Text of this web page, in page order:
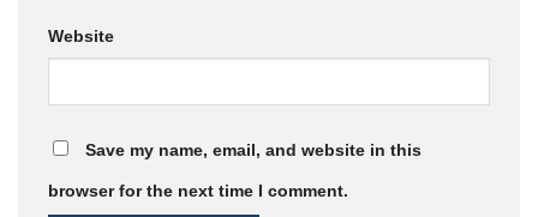
Website
Save my name, email, and website in this
browser for the next time I comment.